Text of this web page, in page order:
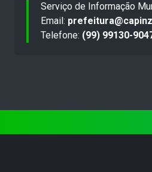
Serviço de Informação
Email:
Telefone: (99) 99130-